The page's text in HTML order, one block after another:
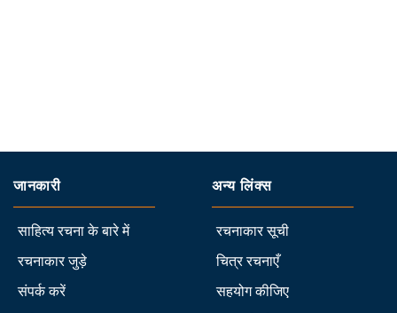
जानकारी
साहित्य रचना के बारे में
रचनाकार जुड़े
संपर्क करें
अन्य लिंक्स
रचनाकार सूची
चित्र रचनाएँ
सहयोग कीजिए